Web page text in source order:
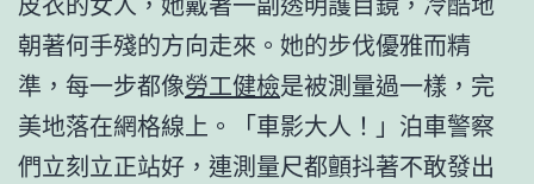
朝著何手殘的方向走來。她的步伐優雅而精
準，每一步都像勞工健檢是被測量過一樣，完
美地落在網格線上。「車影大人！」泊車警察
們立刻立正站好，連測量尺都顫抖著不敢發出